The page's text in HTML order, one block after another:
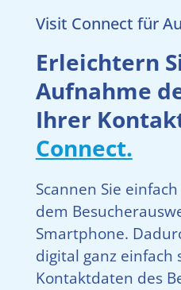
Visit Connect für
Erleichtern
Aufnahme
Ihrer
Connect.
Scannen Sie
dem
Smartphone.
digital ganz einfach
Kontaktdaten des